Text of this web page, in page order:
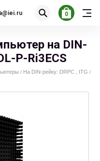
0
на DIN-
P-Ri3ECS
/ На DIN-рейку: DRPC , ITG /